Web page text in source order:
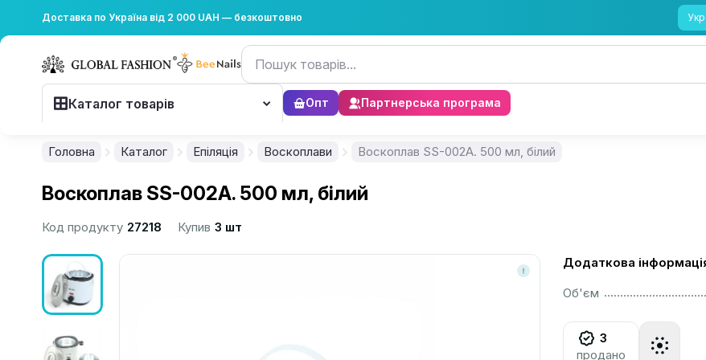
Доставка по Україна від 2 000 UAH — безкоштовно
Каталог товарів Опт Партнерська програма
Головна Каталог Епіляція Воскоплави Воскоплав SS-002A. 500 мл, білий
Воскоплав SS-002A. 500 мл, білий
Код продукту 27218 Купив 3 шт
Додаткова
Об'єм
3
продано